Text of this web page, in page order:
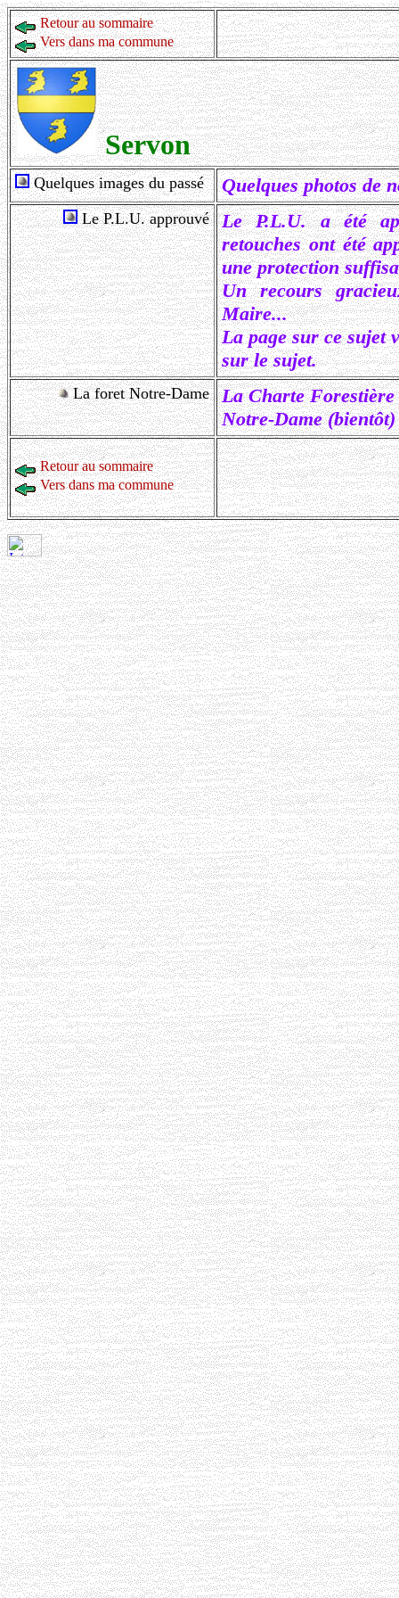
Retour au sommaire
Vers dans ma commune
Servon
Quelques images du passé Quelques photos de
Le P.L.U. approuvé
Le P.L.U. a été
retouches ont été
une protection
Un recours
Maire...
La page sur ce sujet
sur le sujet.
La foret Notre-Dame
La Charte
Notre-Dame (bientôt)
Retour au sommaire
Vers dans ma commune